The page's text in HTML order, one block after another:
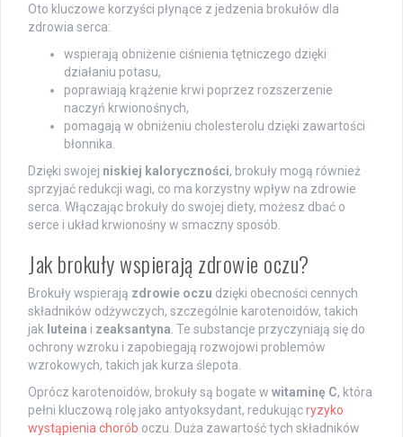
Oto kluczowe korzyści płynące z jedzenia brokułów dla
zdrowia serca:
wspierają obniżenie ciśnienia tętniczego dzięki
działaniu potasu,
poprawiają krążenie krwi poprzez rozszerzenie
naczyń krwionośnych,
pomagają w obniżeniu cholesterolu dzięki zawartości
błonnika.
Dzięki swojej niskiej kaloryczności, brokuły mogą również
sprzyjać redukcji wagi, co ma korzystny wpływ na zdrowie
serca. Włączając brokuły do swojej diety, możesz dbać o
serce i układ krwionośny w smaczny sposób.
Jak brokuły wspierają zdrowie oczu?
Brokuły wspierają zdrowie oczu dzięki obecności cennych
składników odżywczych, szczególnie karotenoidów, takich
jak luteina i zeaksantyna . Te substancje przyczyniają się do
ochrony wzroku i zapobiegają rozwojowi problemów
wzrokowych, takich jak kurza ślepota.
Oprócz karotenoidów, brokuły są bogate w witaminę C, która
pełni kluczową rolę jako antyoksydant, redukującryzyko
wystąpienia chorób oczu. Duża zawartość tych składników